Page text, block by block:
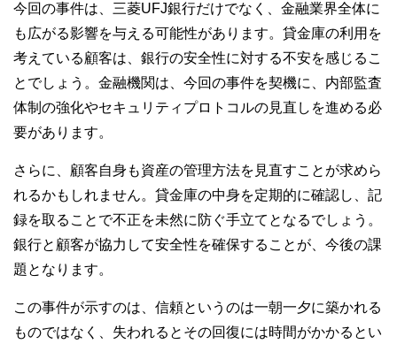
今回の事件は、三菱UFJ銀行だけでなく、金融業界全体に
も広がる影響を与える可能性があります。貸金庫の利用を
考えている顧客は、銀行の安全性に対する不安を感じるこ
とでしょう。金融機関は、今回の事件を契機に、内部監査
体制の強化やセキュリティプロトコルの見直しを進める必
要があります。
さらに、顧客自身も資産の管理方法を見直すことが求めら
れるかもしれません。貸金庫の中身を定期的に確認し、記
録を取ることで不正を未然に防ぐ手立てとなるでしょう。
銀行と顧客が協力して安全性を確保することが、今後の課
題となります。
この事件が示すのは、信頼というのは一朝一夕に築かれる
ものではなく、失われるとその回復には時間がかかるとい